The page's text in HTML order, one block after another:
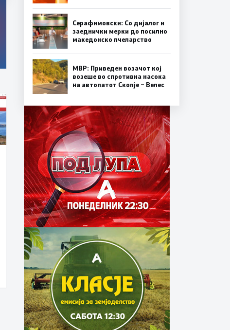
Серафимовски: Со дијалог и
заеднички мерки до посилно
македонско пчеларство
МВР: Приведен возачот кој
возеше во спротивна насока
на автопатот Скопје – Велес